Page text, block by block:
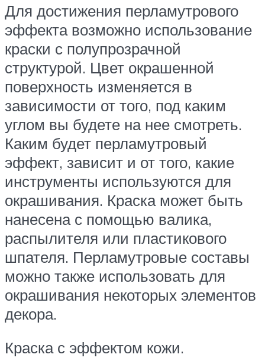
Для достижения перламутрового
эффекта возможно использование
краски с полупрозрачной
структурой. Цвет окрашенной
поверхность изменяется в
зависимости от того, под каким
углом вы будете на нее смотреть.
Каким будет перламутровый
эффект, зависит и от того, какие
инструменты используются для
окрашивания. Краска может быть
нанесена с помощью валика,
распылителя или пластикового
шпателя. Перламутровые составы
можно также использовать для
окрашивания некоторых элементов
декора.
Краска с эффектом кожи.